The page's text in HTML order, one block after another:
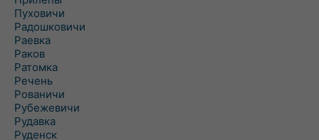
Пуховичи
Радошковичи
Раевка
Раков
Ратомка
Речень
Рованичи
Рубежевичи
Рудавка
Руденск